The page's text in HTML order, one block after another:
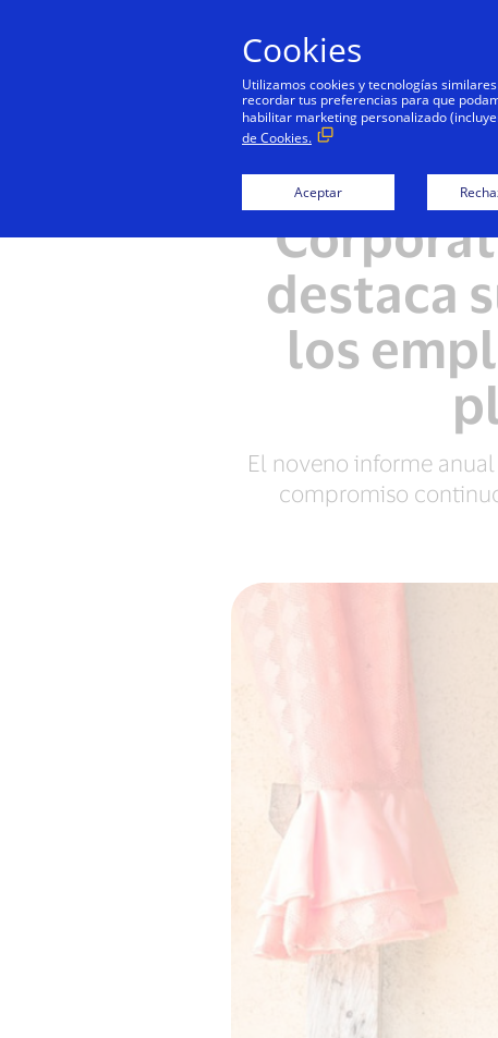
El
destaca
los
El noveno informe
compromiso
Cookies
Utilizamos cookies y tecnologías
recordar tus preferencias para que
habilitar marketing personalizado
de Cookies.
Aceptar